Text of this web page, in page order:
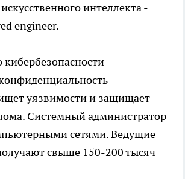
интеллекта -
engineer.
уязвимости и защищает
Системный администратор
сетями. Ведущие
свыше 150-200 тысяч